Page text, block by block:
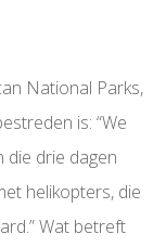
National Parks,
is: “We
die drie dagen
helikopters, die
Wat betreft